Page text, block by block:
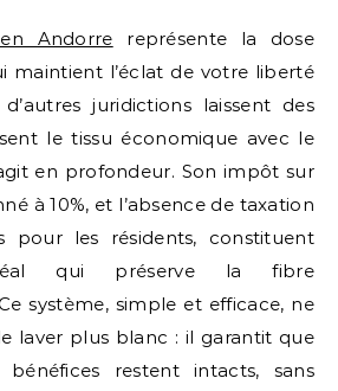
Andorre représente la dose
maintient l’éclat de votre liberté
juridictions laissent des
le tissu économique avec le
en profondeur. Son impôt sur
à 10%, et l’absence de taxation
pour les résidents, constituent
idéal qui préserve la fibre
système, simple et efficace, ne
laver plus blanc : il garantit que
restent intacts, sans